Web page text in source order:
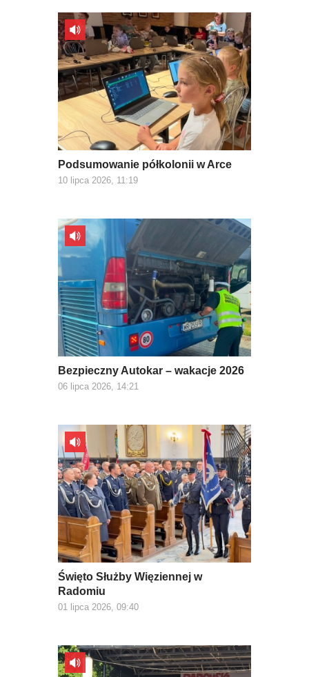
Podsumowanie półkolonii w Arce
10 lipca 2026, 11:19
Bezpieczny Autokar – wakacje 2026
06 lipca 2026, 14:21
Święto Służby Więziennej w
Radomiu
01 lipca 2026, 09:40